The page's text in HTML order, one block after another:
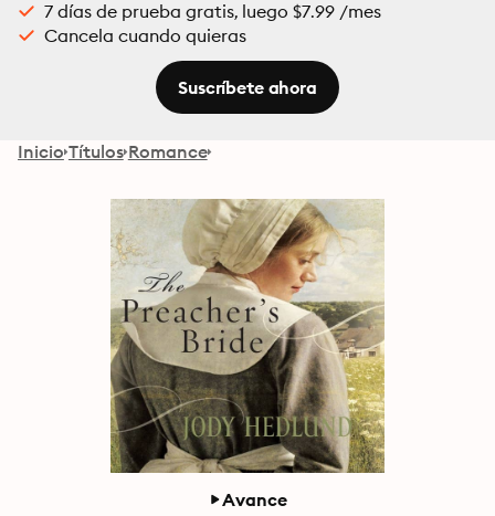
7 días de prueba gratis, luego $7.99 /mes
Cancela cuando quieras
Suscríbete ahora
Inicio Títulos Romance
Avance